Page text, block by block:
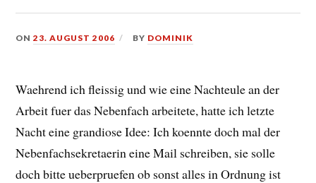
ON23. AUGUST 2006 BY DOMINIK
Waehrend ich fleissig und wie eine Nachteule an der
Arbeit fuer das Nebenfach arbeitete, hatte ich letzte
Nacht eine grandiose Idee: Ich koennte doch mal der
Nebenfachsekretaerin eine Mail schreiben, sie solle
doch bitte ueberpruefen ob sonst alles in Ordnung ist